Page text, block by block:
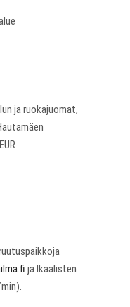
ja ruokajuomat,
ja Ikaalisten